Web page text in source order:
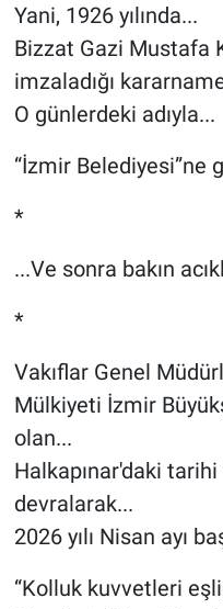
Yani, 1926 yılında...
Bizzat Gazi Mustafa
imzaladığı
O günlerdeki adıyla...
“İzmir Belediyesi”ne
*
...Ve sonra bakın
*
Vakıflar Genel
Mülkiyeti İzmir
olan...
Halkapınar'daki tarihi
devralarak...
2026 yılı Nisan ayı
“Kolluk kuvvetleri